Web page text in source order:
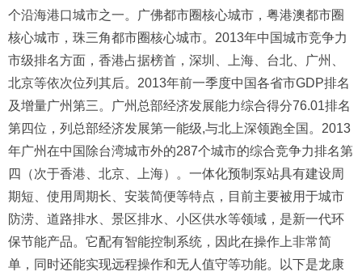
个沿海港口城市之一。广佛都市圈核心城市，粤港澳都市圈
核心城市，珠三角都市圈核心城市。2013年中国城市竞争力
市级排名方面，香港占据榜首，深圳、上海、台北、广州、
北京等依次位列其后。2013年前一季度中国各省市GDP排名
及增量广州第三。广州总部经济发展能力综合得分76.01排名
第四位，列总部经济发展第一能级,与北上深领跑全国。2013
年广州在中国除台湾城市外的287个城市的综合竞争力排名第
四（次于香港、北京、上海）。一体化预制泵站具有建设周
期短、使用周期长、安装简便等特点，目前主要被用于城市
防涝、道路排水、景区排水、小区供水等领域，是新一代环
保节能产品。它配有智能控制系统，因此在操作上非常简
单，同时还能实现远程操作和无人值守等功能。以下是龙康